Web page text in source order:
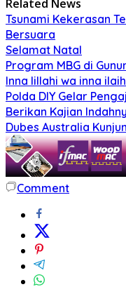
Related News
Tsunami Kekerasan
Bersuara
Selamat Natal
Program MBG di
Inna lillahi wa inna
Polda DIY Gelar
Berikan Kajian
Dubes Australia
Comment